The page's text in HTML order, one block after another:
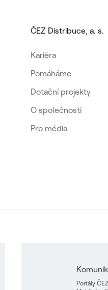
ČEZ Distribuce, a. s.
Kariéra
Pomáháme
Dotační projekty
O společnosti
Pro média
Portály